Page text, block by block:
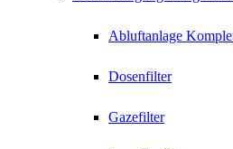
Abluftanlage
Dosenfilter
Gazefilter